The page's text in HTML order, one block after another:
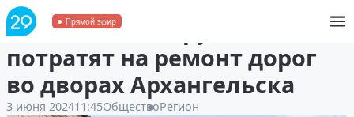
Прямой эфир
49 миллионов рублей
потратят на ремонт дорог
во дворах Архангельска
3 июня 202411:45ОбществоРегион